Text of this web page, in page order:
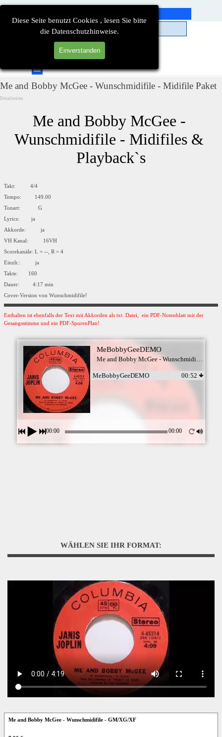
Diese Seite benutzt Cookies , lesen Sie bitte
die Datenschutzhinweise.
Einverstanden
Direkt zum Seiteninhalt
Menü überspringen
Me and Bobby McGee - Wunschmidifile - Midifile Paket
Detailseiten
Me and Bobby McGee -
Wunschmidifile - Midifiles &
Playback`s
Takt: 4/4
Tempo: 149.00
Tonart: G
Lyrics: ja
Akkorde: ja
VH Kanal: 16VH
Scorekanäle: L = --, R = 4
Einzlr.: ja
Takte: 160
Dauer: 4:17 min
Cover-Version von Wunschmidifile!
Enthalten ist ebenfalls der Text mit Akkorden als txt. Datei, ein PDF-Notenblatt mit der
Gesangsstimme und ein PDF-SpurenPlan!
MeBobbyGeeDEMO
MeBobbyGeeDEMO 00:52
00:00 00:00
WÄHLEN SIE IHR FORMAT:
Me and Bobby McGee - Wunschmidifile - GM/XG/XF